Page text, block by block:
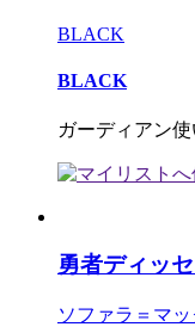
BLACK
BLACK
ガーディアン
勇者ディッ
ソファラ＝マッ